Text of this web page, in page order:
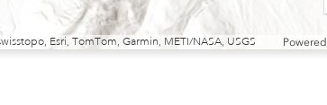
Esri, TomTom, Garmin, METI/NASA, USGS